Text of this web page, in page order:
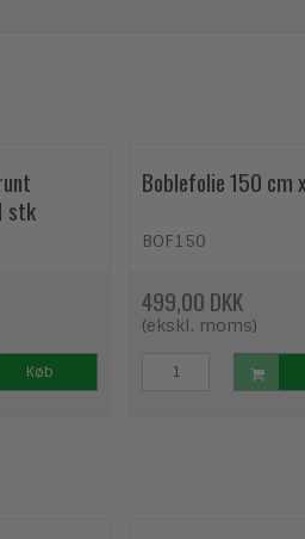
stk
Køb
Boblefolie 150 cm
BOF150
499,00 DKK
(ekskl. moms)